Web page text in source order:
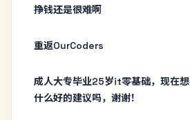
挣钱还是很难啊
重返OurCoders
成人大专毕业25岁it零基础，现在
什么好的建议吗，谢谢！